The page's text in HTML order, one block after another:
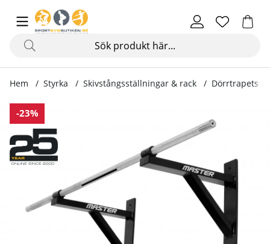
Hem Styrka Skivstångsställningar & rack Dörrtrapets &
-23%
Produktbilder Chin-Up Bar Silver I